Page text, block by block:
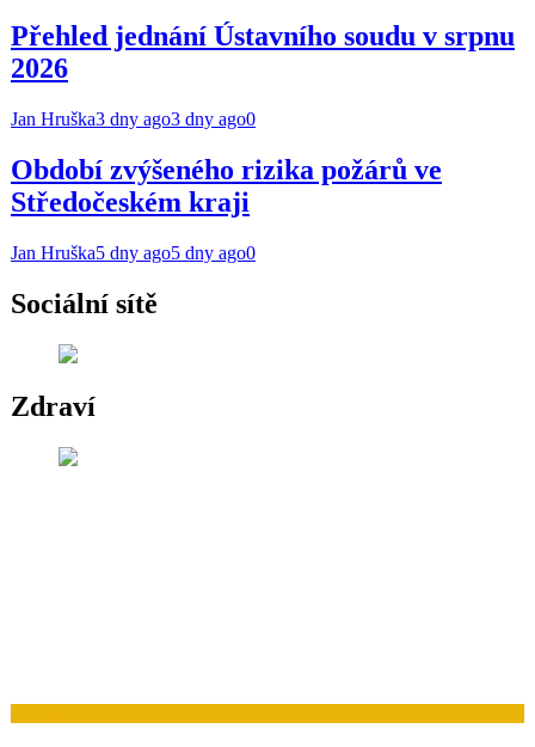
Přehled jednání Ústavního soudu v srpnu
2026
Jan Hruška3 dny ago3 dny ago0
Období zvýšeného rizika požárů ve
Středočeském kraji
Jan Hruška5 dny ago5 dny ago0
Sociální sítě
Zdraví